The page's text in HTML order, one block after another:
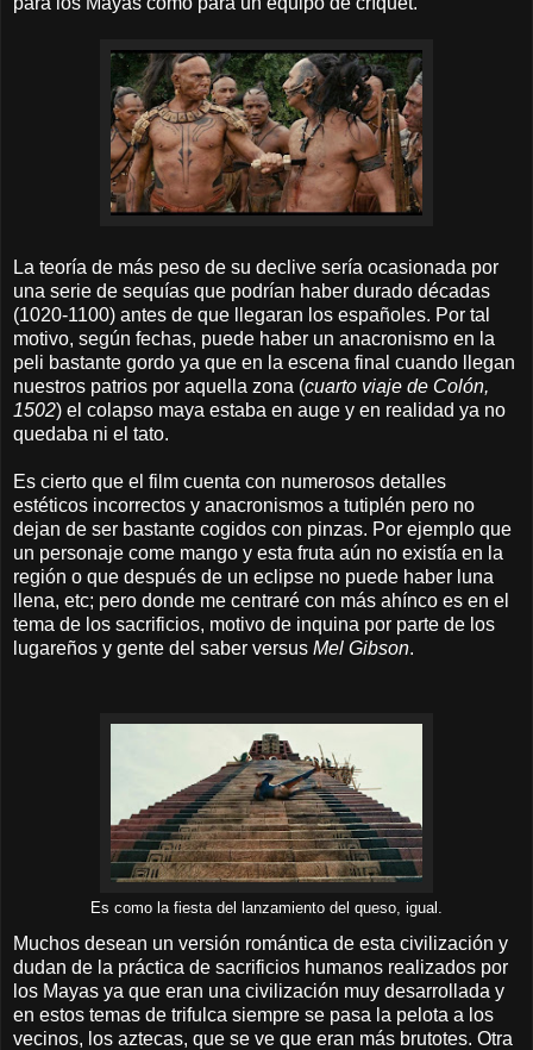
La teoría de más peso de su declive sería ocasionada por
una serie de sequías que podrían haber durado décadas
(1020-1100) antes de que llegaran los españoles. Por tal
motivo, según fechas, puede haber un anacronismo en la
peli bastante gordo ya que en la escena final cuando llegan
nuestros patrios por aquella zona (cuarto viaje de Colón,
1502) el colapso maya estaba en auge y en realidad ya no
quedaba ni el tato.
Es cierto que el film cuenta con numerosos detalles
estéticos incorrectos y anacronismos a tutiplén pero no
dejan de ser bastante cogidos con pinzas. Por ejemplo que
un personaje come mango y esta fruta aún no existía en la
región o que después de un eclipse no puede haber luna
llena, etc; pero donde me centraré con más ahínco es en el
tema de los sacrificios, motivo de inquina por parte de los
lugareños y gente del saber versus Mel Gibson.
Es como la fiesta del lanzamiento del queso, igual.
Muchos desean un versión romántica de esta civilización y
dudan de la práctica de sacrificios humanos realizados por
los Mayas ya que eran una civilización muy desarrollada y
en estos temas de trifulca siempre se pasa la pelota a los
vecinos, los aztecas, que se ve que eran más brutotes. Otra